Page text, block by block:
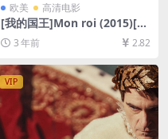
欧美 高清电影
[我的国王]Mon roi (2015)[百
度网盘+夸克网盘1080P超清
未删减资源][网盘在线播放/下
载][MP4/8GB][中文字幕]
3 年前 2.82
VIP